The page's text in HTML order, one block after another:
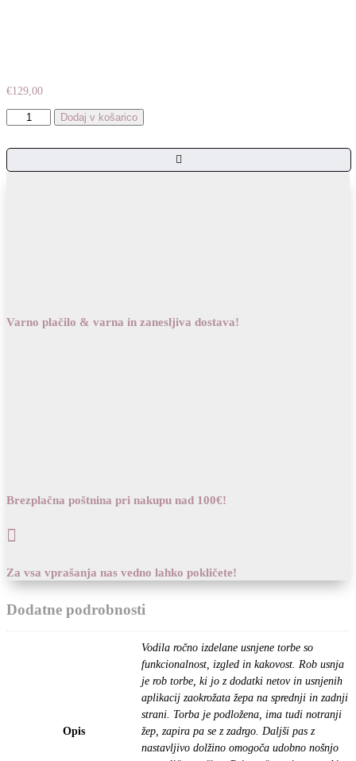
€129,00
Usnjena
torba
količina
Dodaj v košarico
Varno plačilo & varna in zanesljiva dostava!
Brezplačna poštnina pri nakupu nad 100€!

Za vsa vprašanja nas vedno lahko pokličete!
Dodatne podrobnosti
Opis
Vodila ročno izdelane usnjene torbe so
funkcionalnost, izgled in kakovost. Rob usnja
je rob torbe, ki jo z dodatki netov in usnjenih
aplikacij zaokrožata žepa na sprednji in zadnji
strani. Torba je podložena, ima tudi notranji
žep, zapira pa se z zadrgo. Daljši pas z
nastavljivo dolžino omogoča udobno nošnjo